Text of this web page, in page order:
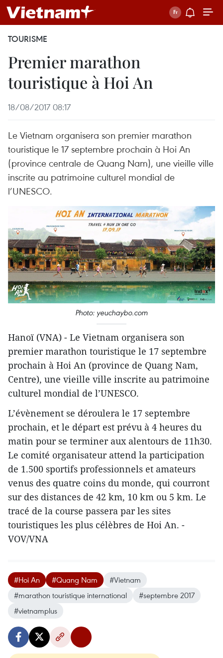
TOURISME
Premier marathon
touristique à Hoi An
18/08/2017 08:17
Le Vietnam organisera son premier marathon
touristique le 17 septembre prochain à Hoi An
(province centrale de Quang Nam), une vieille ville
inscrite au patrimoine culturel mondial de
l’UNESCO.
Photo: yeuchaybo.com
Hanoï (VNA) - Le Vietnam organisera son
premier marathon touristique le 17 septembre
prochain à Hoi An (province de Quang Nam,
Centre), une vieille ville inscrite au patrimoine
culturel mondial de l’UNESCO.
L’évènement se déroulera le 17 septembre
prochain, et le départ est prévu à 4 heures du
matin pour se terminer aux alentours de 11h30.
Le comité organisateur attend la participation
de 1.500 sportifs professionnels et amateurs
venus des quatre coins du monde, qui courront
sur des distances de 42 km, 10 km ou 5 km. Le
tracé de la course passera par les sites
touristiques les plus célèbres de Hoi An. -
VOV/VNA
#Hoi An #Quang Nam
#Vietnam
#marathon touristique international
#septembre 2017
#vietnamplus